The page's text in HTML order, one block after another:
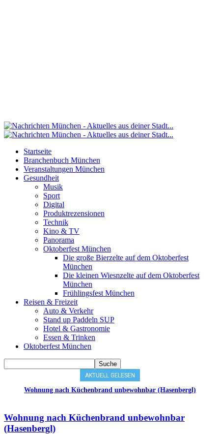
Startseite
Branchenbuch München
Veranstaltungen München
Gesundheit
Musik
Sport
Digital
Produktrezensionen
Technik
Kino & TV
Panorama
Oktoberfest München
Die große Bierzelte auf dem Oktoberfest
München
Die kleinen Wiesnzelte auf dem Oktoberfest
München
Frühlingsfest München
Reisen & Freizeit
Auto & Verkehr
Stand up Paddeln SUP
Hotel & Gastronomie
Essen & Trinken
Oktoberfest München
AKTUELL GELESEN
Wohnung nach Küchenbrand unbewohnbar (Hasenbergl)
Wohnung nach Küchenbrand unbewohnbar
(Hasenbergl)